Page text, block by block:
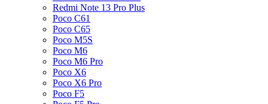
Redmi Note 13 Pro Plus
Poco C61
Poco C65
Poco M5S
Poco M6
Poco M6 Pro
Poco X6
Poco X6 Pro
Poco F5